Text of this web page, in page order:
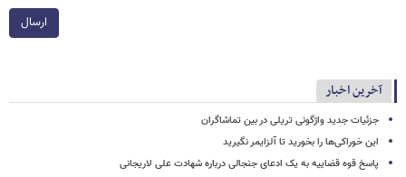
ارسال
آخرین اخبار
جزئیات جدید واژگونی تریلی در بین تماشاگران
این خوراکی‌ها را بخورید تا آلزایمر نگیرید
پاسخ قوه قضاییه به یک ادعای جنجالی درباره شهادت علی لاریجانی